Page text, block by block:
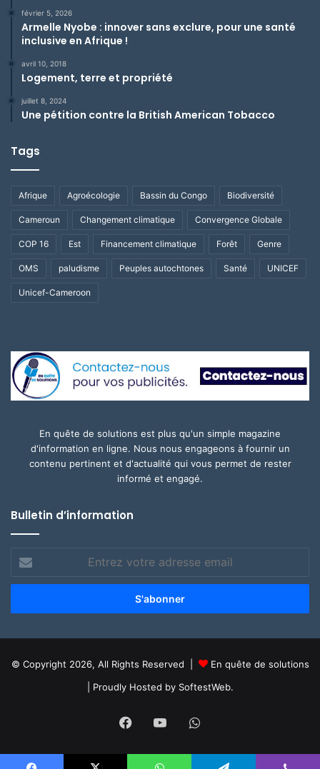
février 5, 2026
Armelle Nyobe : innover sans exclure, pour une santé
inclusive en Afrique !
avril 10, 2018
Logement, terre et propriété
juillet 8, 2024
Une pétition contre la British American Tobacco
Tags
Afrique Agroécologie Bassin du Congo Biodiversité
Cameroun Changement climatique Convergence Globale
COP 16 Est Financement climatique Forêt Genre
OMS paludisme Peuples autochtones Santé UNICEF
Unicef-Cameroon
En quête de solutions est plus qu'un simple magazine
d'information en ligne. Nous nous engageons à fournir un
contenu pertinent et d'actualité qui vous permet de rester
informé et engagé.
Bulletin d’information
votre
adresse
© Copyright 2026, All Rights Reserved |
En quête de solutions
| Proudly Hosted by SoftestWeb.
FacebookYouTubeWhatsApp